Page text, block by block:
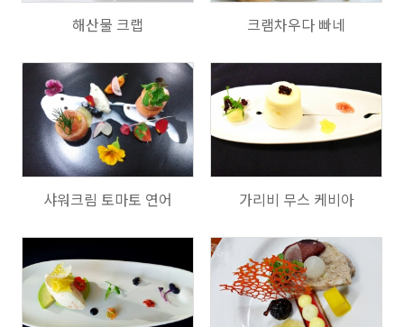
해산물 크랩 크램차우다 빠네
713
샤워크림 토마토 연어
727
가리비 무스 케비아
630 705